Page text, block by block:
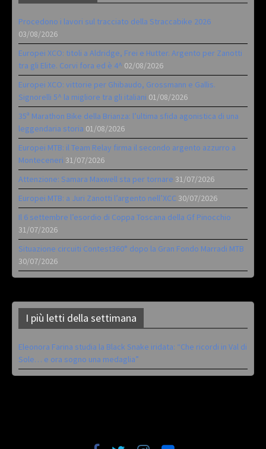
Procedono i lavori sul tracciato della Straccabike 2026
03/08/2026
Europei XCO: titoli a Aldridge, Frei e Hutter. Argento per Zanotti
tra gli Elite. Corvi fora ed è 4^ 02/08/2026
Europei XCO: vittorie per Ghibaudo, Grossmann e Gallis.
Signorelli 5^ la migliore tra gli italiani 01/08/2026
35ª Marathon Bike della Brianza: l’ultima sfida agonistica di una
leggendaria storia 01/08/2026
Europei MTB: il Team Relay firma il secondo argento azzurro a
Monteceneri 31/07/2026
Attenzione: Samara Maxwell sta per tornare 31/07/2026
Europei MTB: a Juri Zanotti l’argento nell’XCC 30/07/2026
Il 6 settembre l’esordio di Coppa Toscana della Gf Pinocchio
31/07/2026
Situazione circuiti Contest360° dopo la Gran Fondo Marradi MTB
30/07/2026
I più letti della settimana
Eleonora Farina studia la Black Snake iridata: “Che ricordi in Val di
Sole… e ora sogno una medaglia”